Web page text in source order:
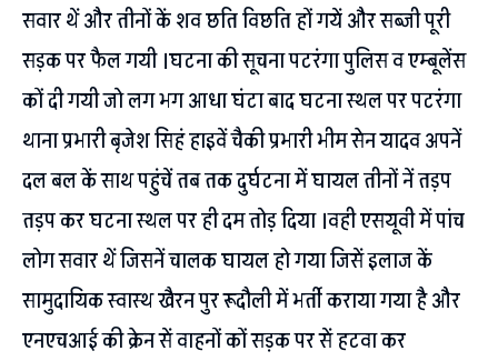
सवार थें और तीनों कें शव छति विछति हों गयें और सब्जी पूरी
सड़क पर फैल गयी ।घटना की सूचना पटरंगा पुलिस व एम्बूलेंस
कों दी गयी जो लग भग आधा घंटा बाद घटना स्थल पर पटरंगा
थाना प्रभारी बृजेश सिहं हाइवें चैकी प्रभारी भीम सेन यादव अपनें
दल बल कें साथ पहुंचें तब तक दुर्घटना में घायल तीनों नें तड़प
तड़प कर घटना स्थल पर ही दम तोड़ दिया ।वही एसयूवी में पांच
लोग सवार थें जिसनें चालक घायल हो गया जिसें इलाज कें
सामुदायिक स्वास्थ खैरन पुर रूदौली में भर्ती कराया गया है और
एनएचआई की क्रेन सें वाहनों कों सड़क पर सें हटवा कर